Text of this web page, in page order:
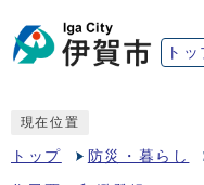
ト
現在位置
トップ 防災・暮らし